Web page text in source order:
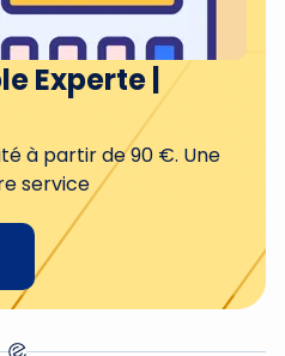
Experte |
à partir de 90 €. Une
service